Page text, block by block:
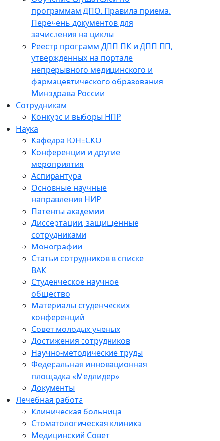
программам ДПО. Правила приема.
Перечень документов для
зачисления на циклы
Реестр программ ДПП ПК и ДПП ПП,
утвержденных на портале
непрерывного медицинского и
фармацевтического образования
Минздрава России
Сотрудникам
Конкурс и выборы НПР
Наука
Кафедра ЮНЕСКО
Конференции и другие
мероприятия
Аспирантура
Основные научные
направления НИР
Патенты академии
Диссертации, защищенные
сотрудниками
Монографии
Статьи сотрудников в списке
ВАК
Студенческое научное
общество
Материалы студенческих
конференций
Совет молодых ученых
Достижения сотрудников
Научно-методические труды
Федеральная инновационная
площадка «Медлидер»
Документы
Лечебная работа
Клиническая больница
Стоматологическая клиника
Медицинский Совет